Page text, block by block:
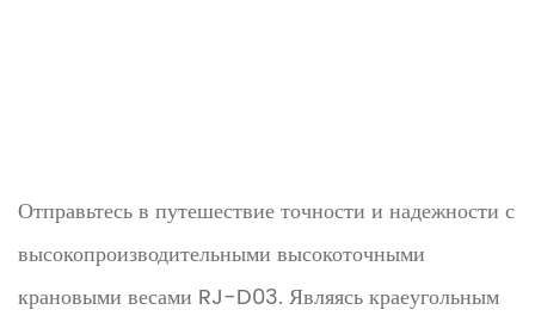
Отправьтесь в путешествие точности и надежности с
высокопроизводительными высокоточными
крановыми весами RJ-D03. Являясь краеугольным